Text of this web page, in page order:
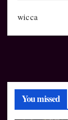
wicca
You missed